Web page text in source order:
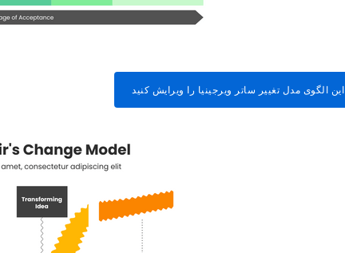
این الگوی مدل تغییر ساتر ویرجینیا را ویرایش کنید